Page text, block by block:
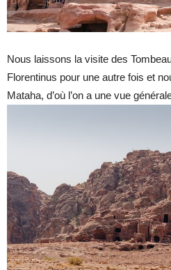
Nous laissons la visite des
Florentinus pour une autre fois et
Mataha, d’où l’on a une vue